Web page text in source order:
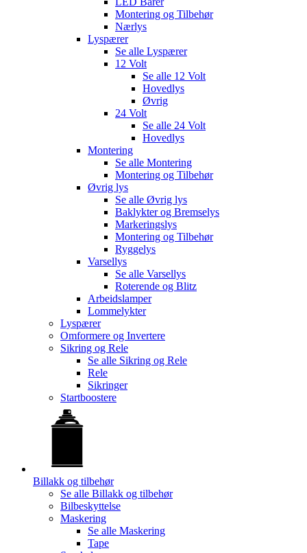
Montering og Tilbehør
Nærlys
Lyspærer
Se alle Lyspærer
12 Volt
Se alle 12 Volt
Hovedlys
Øvrig
24 Volt
Se alle 24 Volt
Hovedlys
Montering
Se alle Montering
Montering og Tilbehør
Øvrig lys
Se alle Øvrig lys
Baklykter og Bremselys
Markeringslys
Montering og Tilbehør
Ryggelys
Varsellys
Se alle Varsellys
Roterende og Blitz
Arbeidslamper
Lommelykter
Lyspærer
Omformere og Invertere
Sikring og Rele
Se alle Sikring og Rele
Rele
Sikringer
Startboostere
Billakk og tilbehør
Se alle Billakk og tilbehør
Bilbeskyttelse
Maskering
Se alle Maskering
Tape